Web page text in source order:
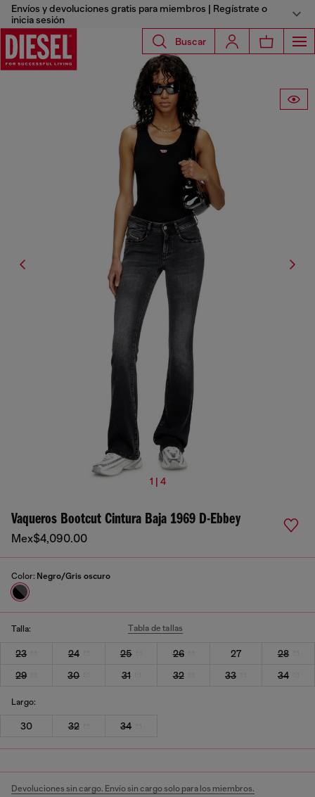
Envíos y devoluciones gratis para miembros | Regístrate o
inicia sesión
Buscar
1 | 4
Vaqueros Bootcut Cintura Baja 1969 D-Ebbey
Mex$4,090.00
Color: Negro/Gris oscuro
Talla: Tabla de tallas
23 24 25 26 27
28
29
30 31 32 33 34
Largo:
30 32 34
Devoluciones sin cargo. Envío sin cargo solo para los miembros.